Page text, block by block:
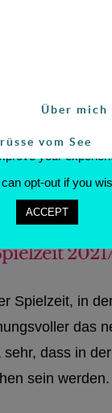
Über mich
vom See
Spielzeit, in
das
dass in
sein
your
opt-out if you
ACCEPT